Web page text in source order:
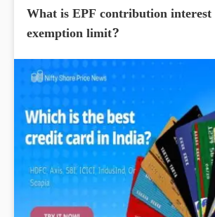
What is EPF contribution
exemption limit?